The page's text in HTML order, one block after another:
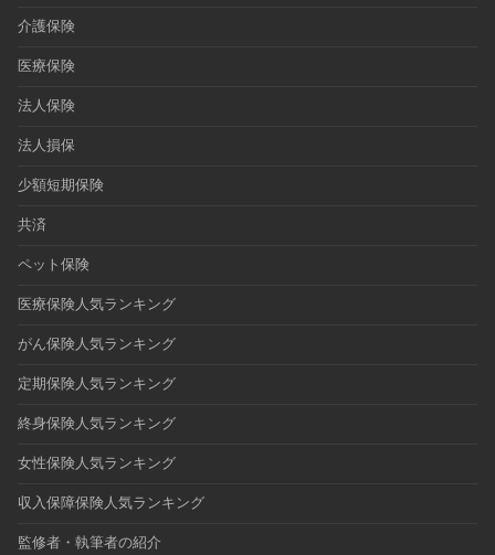
介護保険
医療保険
法人保険
法人損保
少額短期保険
共済
ペット保険
医療保険人気ランキング
がん保険人気ランキング
定期保険人気ランキング
終身保険人気ランキング
女性保険人気ランキング
収入保障保険人気ランキング
監修者・執筆者の紹介